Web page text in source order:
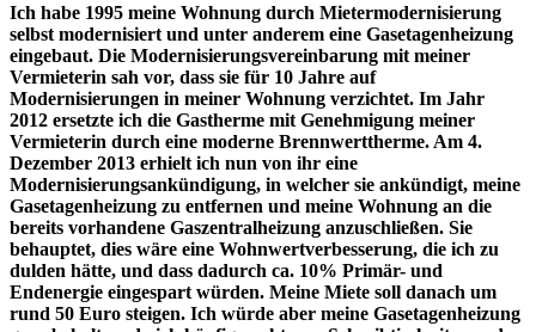
Ich habe 1995 meine Wohnung durch Mietermodernisierung
selbst modernisiert und unter anderem eine Gasetagenheizung
eingebaut. Die Modernisierungsvereinbarung mit meiner
Vermieterin sah vor, dass sie für 10 Jahre auf
Modernisierungen in meiner Wohnung verzichtet. Im Jahr
2012 ersetzte ich die Gastherme mit Genehmigung meiner
Vermieterin durch eine moderne Brennwerttherme. Am 4.
Dezember 2013 erhielt ich nun von ihr eine
Modernisierungsankündigung, in welcher sie ankündigt, meine
Gasetagenheizung zu entfernen und meine Wohnung an die
bereits vorhandene Gaszentralheizung anzuschließen. Sie
behauptet, dies wäre eine Wohnwertverbesserung, die ich zu
dulden hätte, und dass dadurch ca. 10% Primär- und
Endenergie eingespart würden. Meine Miete soll danach um
rund 50 Euro steigen. Ich würde aber meine Gasetagenheizung